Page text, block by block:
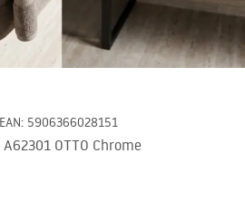
EAN: 5906366028151
OTTO Chrome